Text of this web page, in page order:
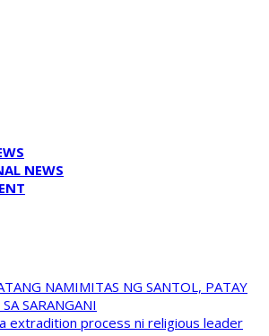
NEWS
NAMIMITAS NG SANTOL, PATAY
SARANGANI
extradition process ni religious leader